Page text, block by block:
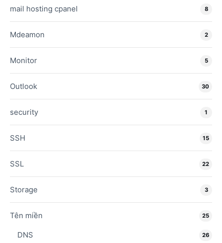
mail hosting cpanel 8
Mdeamon 2
Monitor 5
Outlook 30
security 1
SSH 15
SSL 22
Storage 3
Tên miền 25
DNS 26